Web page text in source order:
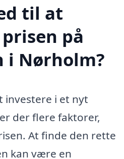
til at
på
i Nørholm?
investere i et nyt
der flere faktorer,
At finde den rette
kan være en